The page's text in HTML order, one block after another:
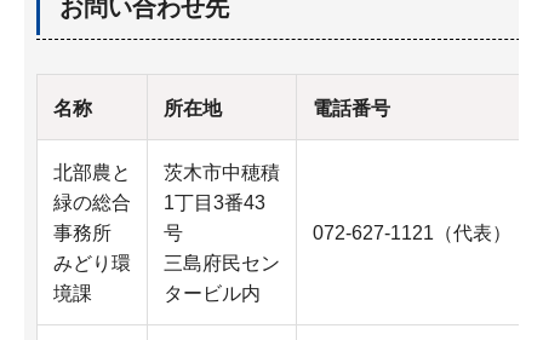
お問い合わせ先
名称 所在地 電話番号
北部農と
緑の総合
事務所
みどり環
境課
茨木市中穂積
1丁目3番43
号
三島府民セン
タービル内
072-627-1121（代表）